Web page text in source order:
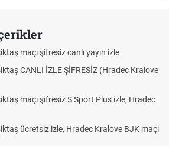
maçı şifresiz canlı yayın izle
CANLI İZLE ŞİFRESİZ (Hradec Kralove
maçı şifresiz S Sport Plus izle, Hradec
ücretsiz izle, Hradec Kralove BJK maçı